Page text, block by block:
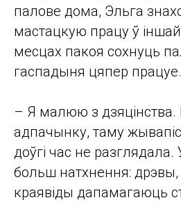
палове дома, Эльга
мастацкую працу ў
месцах пакоя сохнуць
гаспадыня цяпер працуе.
– Я малюю з дзяцінства.
адпачынку, таму
доўгі час не разглядала.
больш натхнення:
краявіды дапамагаюць